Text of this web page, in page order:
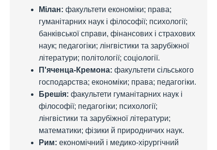
Мілан: факультети економіки; права;
гуманітарних наук і філософії; психології;
банківської справи, фінансових і страхових
наук; педагогіки; лінгвістики та зарубіжної
літератури; політології; соціології.
П'яченца-Кремона: факультети сільського
господарства; економіки; права; педагогіки.
Брешія: факультети гуманітарних наук і
філософії; педагогіки; психології;
лінгвістики та зарубіжної літератури;
математики; фізики й природничих наук.
Рим: економічний і медико-хірургічний